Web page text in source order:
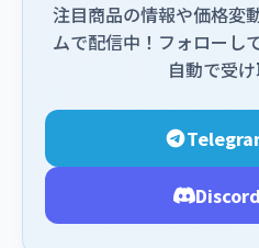
注目商品の情報や価格変
ムで配信中！フォローし
自動で受け